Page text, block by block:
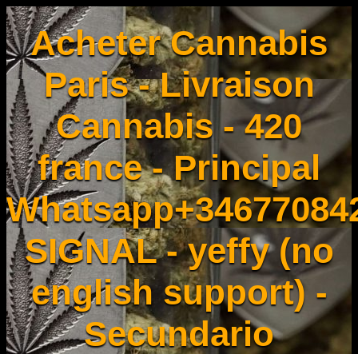
Acheter Cannabis
Paris - Livraison
Cannabis - 420
france - Principal
SIGNAL - yeffy (no
english support) -
Secundario